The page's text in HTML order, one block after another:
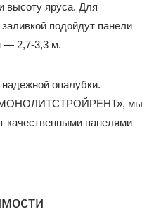
высоту яруса. Для
подойдут панели
— 2,7-3,3 м.
опалубки.
мы
качественными панелями